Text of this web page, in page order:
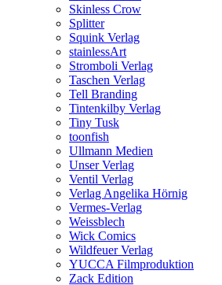
Skinless Crow
Splitter
Squink Verlag
stainlessArt
Stromboli Verlag
Taschen Verlag
Tell Branding
Tintenkilby Verlag
Tiny Tusk
toonfish
Ullmann Medien
Unser Verlag
Ventil Verlag
Verlag Angelika Hörnig
Vermes-Verlag
Weissblech
Wick Comics
Wildfeuer Verlag
YUCCA Filmproduktion
Zack Edition